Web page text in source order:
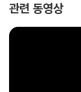
관련 동영상